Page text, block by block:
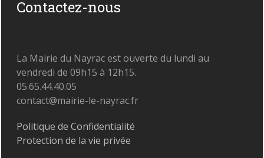
Contactez-nous
La Mairie du Nayrac est ouverte du lundi au
vendredi de 09h15 à 12h15.
05.65.44.40.05
contact@mairie-le-nayrac.fr
Politique de Confidentialité
Protection de la vie privée